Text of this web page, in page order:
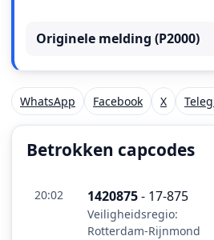
Originele melding (P2000)
WhatsApp Facebook X
Betrokken capcodes
20:02 1420875- 17-875
Veiligheidsregio:
Rotterdam-Rijnmond